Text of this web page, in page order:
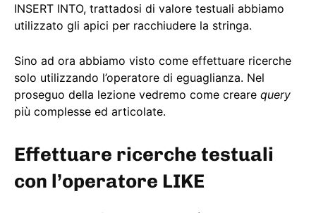
INSERT INTO, trattadosi di valore testuali abbiamo
utilizzato gli apici per racchiudere la stringa.
Sino ad ora abbiamo visto come effettuare ricerche
solo utilizzando l’operatore di eguaglianza. Nel
proseguo della lezione vedremo come creare query
più complesse ed articolate.
Effettuare ricerche testuali
con l’operatore LIKE